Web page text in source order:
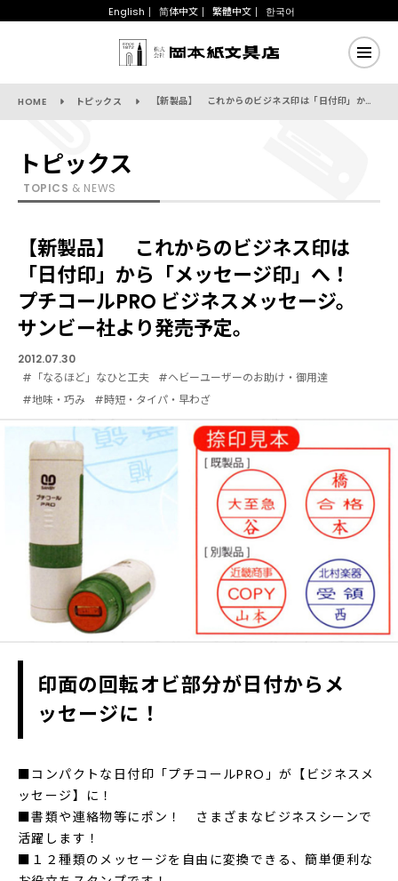
English 简体中文 繁體中文 한국어
HOME トピックス 【新製品】 これからのビジネス印は「日付印」から「メッセージ印」へ！ プチコールPRO ビジネスメッセージ。 サンビー社より発売予定。
トピックス
TOPICS & NEWS
【新製品】 これからのビジネス印は
「日付印」から「メッセージ印」へ！
プチコールPRO ビジネスメッセージ。
サンビー社より発売予定。
2012.07.30
#「なるほど」なひと工夫
#ヘビーユーザーのお助け・御用達
#地味・巧み
#時短・タイパ・早わざ
印面の回転オビ部分が日付からメ
ッセージに！
■コンパクトな日付印「プチコールPRO」が【ビジネスメ
ッセージ】に！
■書類や連絡物等にポン！ さまざまなビジネスシーンで
活躍します！
■１２種類のメッセージを自由に変換できる、簡単便利な